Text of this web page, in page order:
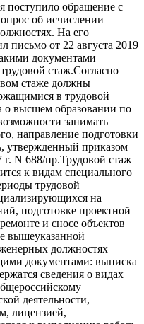
поступило обращение с
об исчислении
На его
письмо от 22 августа 2019
документами
стаж.Согласно
стаже должны
в трудовой
о высшем образовании по
занимать
направление подготовки
утвержденный приказом
N 688/пр.Трудовой стаж
к видам специального
трудовой
на
подготовке проектной
и сносе объектов
вышеуказанной
должностях
документами: выписка
сведения о видах
деятельности,
лицензией,